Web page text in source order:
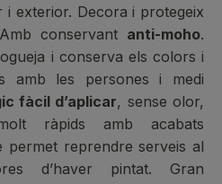
exterior. Decora i protegeix
conservant anti-moho.
i conserva els colors i
amb les persones i medi
fàcil d’aplicar, sense olor,
ràpids amb acabats
permet reprendre serveis al
d’haver pintat. Gran